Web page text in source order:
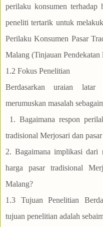
perilaku konsumen terhadap
peneliti tertarik untuk
Perilaku Konsumen Pasar
Malang (Tinjauan Pendekatan
1.2 Fokus Penelitian
Berdasarkan uraian
merumuskan masalah
1. Bagaimana respon
tradisional Merjosari dan
2. Bagaimana implikasi dari
harga pasar tradisional
Malang?
1.3 Tujuan Penelitian
tujuan penelitian adalah